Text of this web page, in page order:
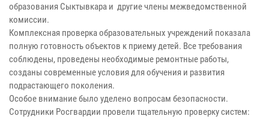
образования Сыктывкара и другие члены межведомственной
комиссии.
Комплексная проверка образовательных учреждений показала
полную готовность объектов к приему детей. Все требования
соблюдены, проведены необходимые ремонтные работы,
созданы современные условия для обучения и развития
подрастающего поколения.
Особое внимание было уделено вопросам безопасности.
Сотрудники Росгвардии провели тщательную проверку систем: